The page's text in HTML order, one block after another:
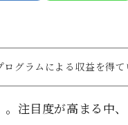
グラムによる収益を得て
注目度が高まる中